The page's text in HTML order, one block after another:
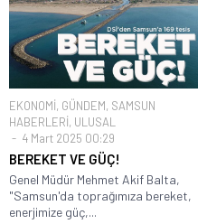
EKONOMİ, GÜNDEM, SAMSUN
HABERLERİ, ULUSAL
4 Mart 2025 00:29
BEREKET VE GÜÇ!
Genel Müdür Mehmet Akif Balta,
"Samsun'da toprağımıza bereket,
enerjimize güç,...